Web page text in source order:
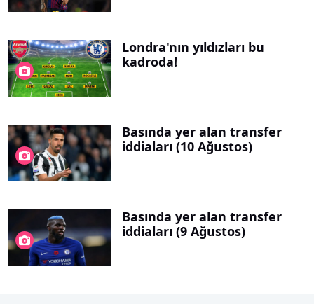
Londra'nın yıldızları bu
kadroda!
Basında yer alan transfer
iddiaları (10 Ağustos)
Basında yer alan transfer
iddiaları (9 Ağustos)